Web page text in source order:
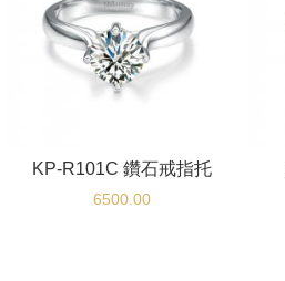
KP-R101C 鑽石戒指托
6500.00